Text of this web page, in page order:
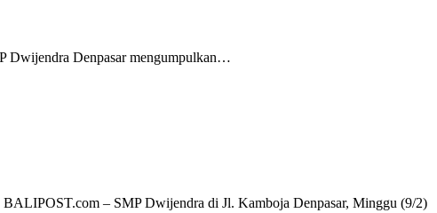
Dwijendra Denpasar mengumpulkan…
– SMP Dwijendra di Jl. Kamboja Denpasar, Minggu (9/2)